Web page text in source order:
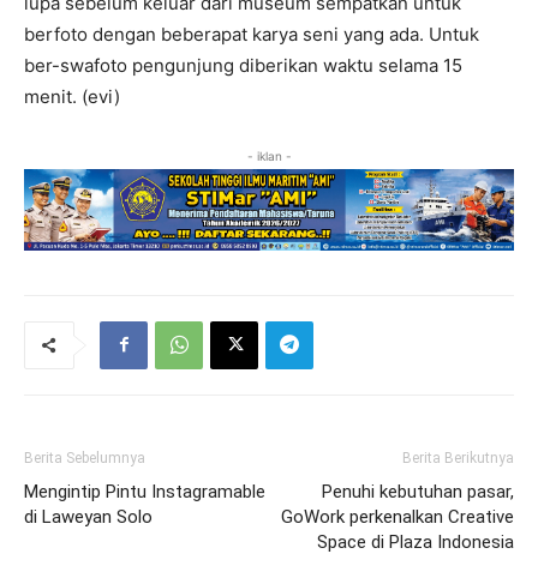
berfoto dengan beberapat karya seni yang ada. Untuk
ber-swafoto pengunjung diberikan waktu selama 15
menit. (evi)
- iklan -
Berita Sebelumnya
Mengintip Pintu Instagramable
di Laweyan Solo
Berita Berikutnya
Penuhi kebutuhan pasar,
GoWork perkenalkan Creative
Space di Plaza Indonesia